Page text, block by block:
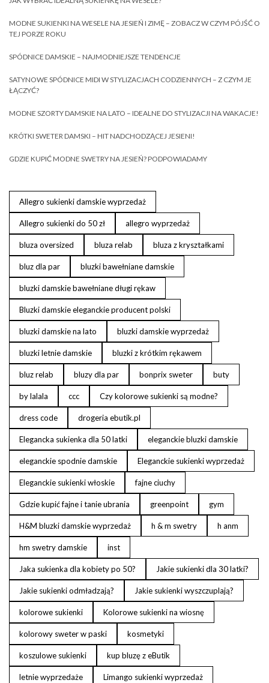
MODNE SUKIENKI NA WESELE NA JESIEŃ I ZIMĘ – ZOBACZ W CZYM PÓJŚĆ O
TEJ PORZE ROKU
SPÓDNICE DAMSKIE – NAJMODNIEJSZE TENDENCJE
SATYNOWE SPÓDNICE MIDI W STYLIZACJACH CODZIENNYCH – Z CZYM JE
ŁĄCZYĆ?
MODNE SZORTY DAMSKIE NA LATO – IDEALNE DO STYLIZACJI NA WAKACJE!
KRÓTKI SWETER DAMSKI – HIT NADCHODZĄCEJ JESIENI!
GDZIE KUPIĆ MODNE SWETRY NA JESIEŃ? PODPOWIADAMY
Allegro sukienki damskie wyprzedaż
Allegro sukienki do 50 zł allegro wyprzedaż
bluza oversized bluza relab bluza z kryształkami
bluz dla par bluzki bawełniane damskie
bluzki damskie bawełniane długi rękaw
Bluzki damskie eleganckie producent polski
bluzki damskie na lato bluzki damskie wyprzedaż
bluzki letnie damskie bluzki z krótkim rękawem
bluz relab bluzy dla par bonprix sweter buty
by lalala ccc Czy kolorowe sukienki są modne?
dress code drogeria ebutik.pl
Elegancka sukienka dla 50 latki eleganckie bluzki damskie
eleganckie spodnie damskie Eleganckie sukienki wyprzedaż
Eleganckie sukienki włoskie fajne ciuchy
Gdzie kupić fajne i tanie ubrania greenpoint gym
H&M bluzki damskie wyprzedaż h & m swetry h anm
hm swetry damskie inst
Jaka sukienka dla kobiety po 50? Jakie sukienki dla 30 latki?
Jakie sukienki odmładzają? Jakie sukienki wyszczuplają?
kolorowe sukienki Kolorowe sukienki na wiosnę
kolorowy sweter w paski kosmetyki
koszulowe sukienki kup bluzę z eButik
letnie wyprzedaże Limango sukienki wyprzedaż